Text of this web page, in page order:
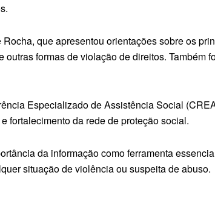
que apresentou orientações sobre os
formas de violação de direitos.
Especializado de Assistência Social
fortalecimento da rede de proteção social.
da informação como ferramenta
situação de violência ou suspeita de abuso.